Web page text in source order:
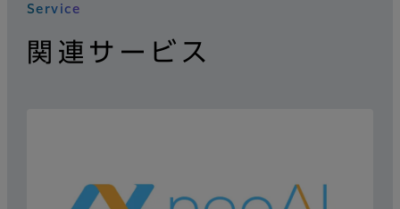
Service
関連サービス